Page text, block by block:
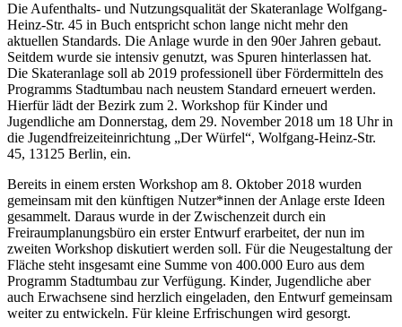
Die Aufenthalts- und Nutzungsqualität der Skateranlage Wolfgang-
Heinz-Str. 45 in Buch entspricht schon lange nicht mehr den
aktuellen Standards. Die Anlage wurde in den 90er Jahren gebaut.
Seitdem wurde sie intensiv genutzt, was Spuren hinterlassen hat.
Die Skateranlage soll ab 2019 professionell über Fördermitteln des
Programms Stadtumbau nach neustem Standard erneuert werden.
Hierfür lädt der Bezirk zum 2. Workshop für Kinder und
Jugendliche am Donnerstag, dem 29. November 2018 um 18 Uhr in
die Jugendfreizeiteinrichtung „Der Würfel“, Wolfgang-Heinz-Str.
45, 13125 Berlin, ein.
Bereits in einem ersten Workshop am 8. Oktober 2018 wurden
gemeinsam mit den künftigen Nutzer*innen der Anlage erste Ideen
gesammelt. Daraus wurde in der Zwischenzeit durch ein
Freiraumplanungsbüro ein erster Entwurf erarbeitet, der nun im
zweiten Workshop diskutiert werden soll. Für die Neugestaltung der
Fläche steht insgesamt eine Summe von 400.000 Euro aus dem
Programm Stadtumbau zur Verfügung. Kinder, Jugendliche aber
auch Erwachsene sind herzlich eingeladen, den Entwurf gemeinsam
weiter zu entwickeln. Für kleine Erfrischungen wird gesorgt.